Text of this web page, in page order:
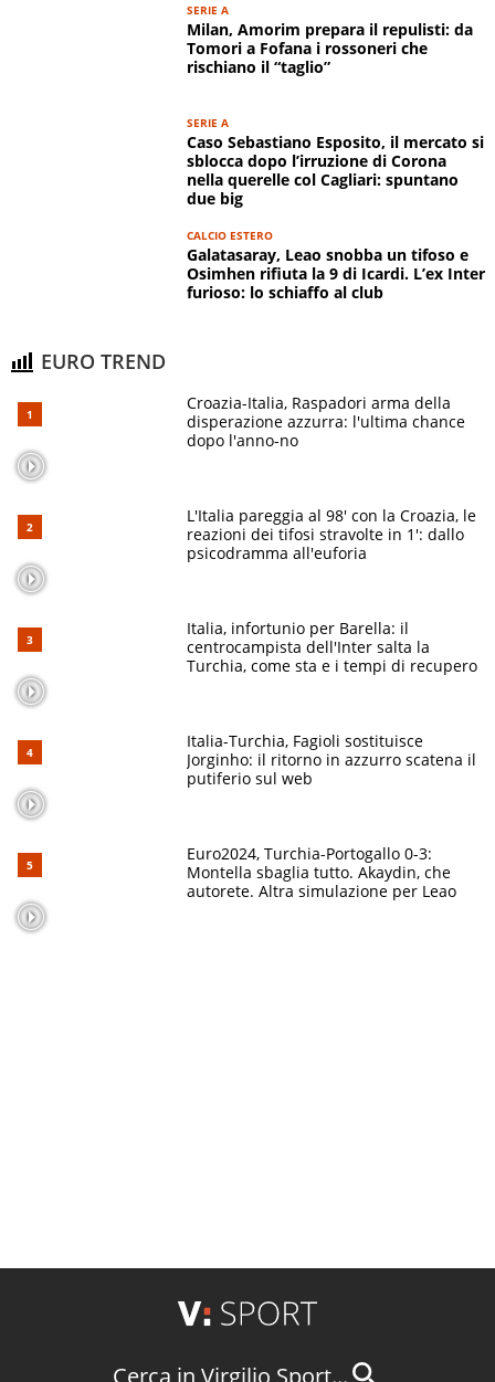
SERIE A
Milan, Amorim prepara il repulisti: da
Tomori a Fofana i rossoneri che
rischiano il “taglio”
SERIE A
Caso Sebastiano Esposito, il mercato si
sblocca dopo l’irruzione di Corona
nella querelle col Cagliari: spuntano
due big
CALCIO ESTERO
Galatasaray, Leao snobba un tifoso e
Osimhen rifiuta la 9 di Icardi. L’ex Inter
furioso: lo schiaffo al club
EURO TREND
Croazia-Italia, Raspadori arma della
disperazione azzurra: l'ultima chance
dopo l'anno-no
L'Italia pareggia al 98' con la Croazia, le
reazioni dei tifosi stravolte in 1': dallo
psicodramma all'euforia
Italia, infortunio per Barella: il
centrocampista dell'Inter salta la
Turchia, come sta e i tempi di recupero
Italia-Turchia, Fagioli sostituisce
Jorginho: il ritorno in azzurro scatena il
putiferio sul web
Euro2024, Turchia-Portogallo 0-3:
Montella sbaglia tutto. Akaydin, che
autorete. Altra simulazione per Leao
Cerca in Virgilio Sport...